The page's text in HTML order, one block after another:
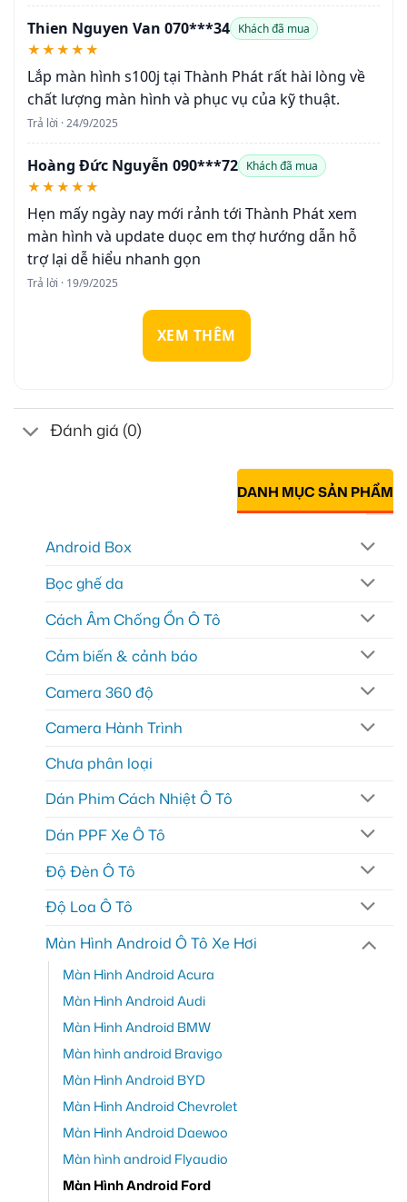
Thien Nguyen Van 070***34 Khách đã mua
★★★★★
Lắp màn hình s100j tại Thành Phát rất hài lòng về
chất lượng màn hình và phục vụ của kỹ thuật.
Trả lời · 24/9/2025
Hoàng Đức Nguyễn 090***72 Khách đã mua
★★★★★
Hẹn mấy ngày nay mới rảnh tới Thành Phát xem
màn hình và update duọc em thợ hướng dẫn hỗ
trợ lại dễ hiểu nhanh gọn
Trả lời · 19/9/2025
XEM THÊM
Đánh giá (0)
DANH MỤC SẢN PHẨM
Android Box
Bọc ghế da
Cách Âm Chống Ồn Ô Tô
Cảm biến & cảnh báo
Camera 360 độ
Camera Hành Trình
Chưa phân loại
Dán Phim Cách Nhiệt Ô Tô
Dán PPF Xe Ô Tô
Độ Đèn Ô Tô
Độ Loa Ô Tô
Màn Hình Android Ô Tô Xe Hơi
Màn Hình Android Acura
Màn Hình Android Audi
Màn Hình Android BMW
Màn hình android Bravigo
Màn Hình Android BYD
Màn Hình Android Chevrolet
Màn Hình Android Daewoo
Màn hình android Flyaudio
Màn Hình Android Ford